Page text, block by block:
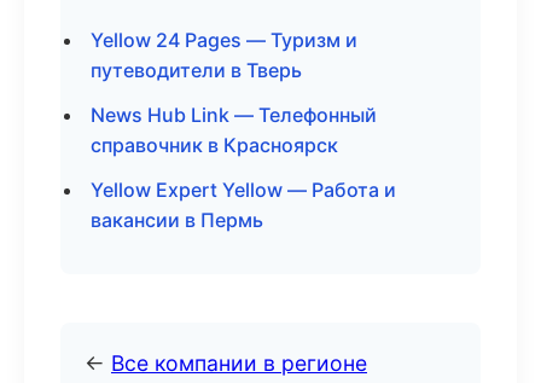
Yellow 24 Pages — Туризм и
путеводители в Тверь
News Hub Link — Телефонный
справочник в Красноярск
Yellow Expert Yellow — Работа и
вакансии в Пермь
← Все компании в регионе